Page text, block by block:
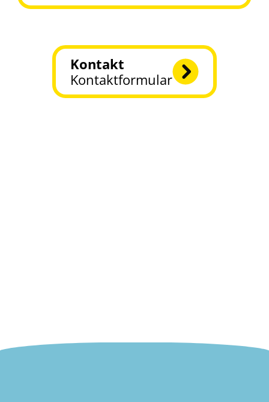
Kontakt
Kontaktformular